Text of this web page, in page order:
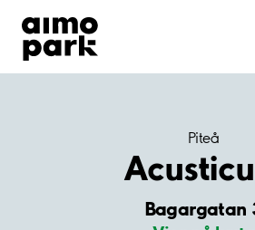
Hitta parkering
Samarbete
Kundservice
Piteå
Bagargatan